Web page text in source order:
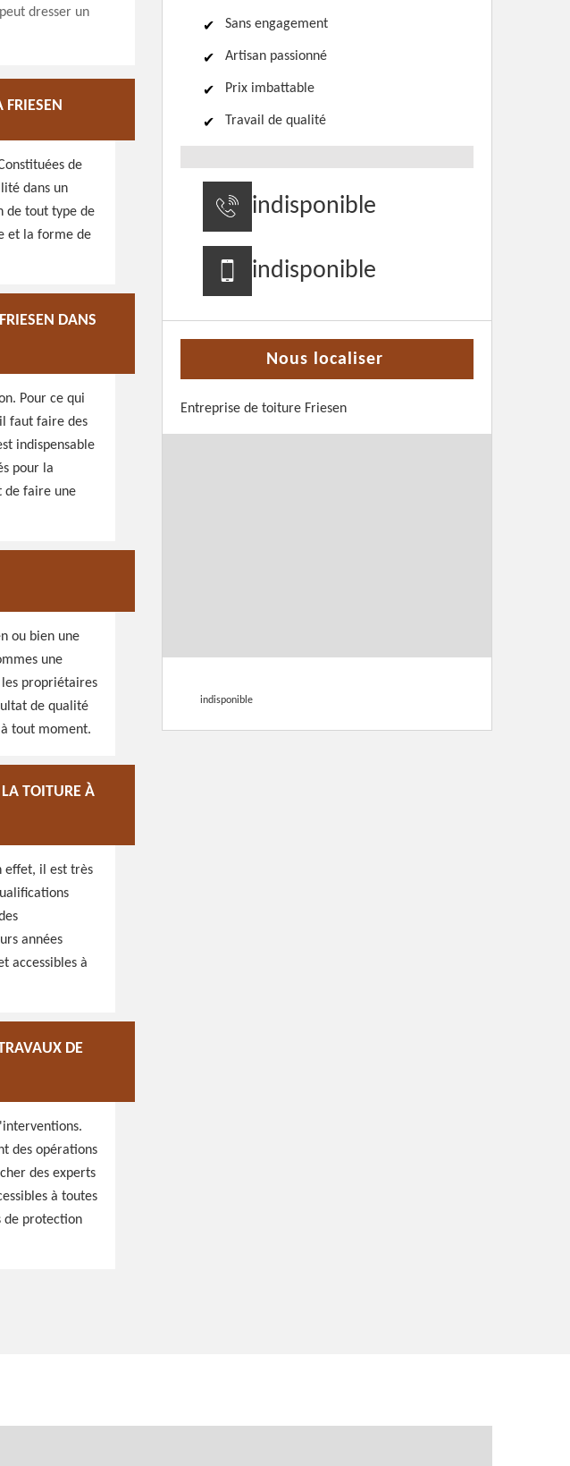
dresser un
FRIESEN
de
dans un
de tout type de
et la forme de
DANS
Pour ce qui
faut faire des
indispensable
pour la
de faire une
ou bien une
une
propriétaires
de qualité
à tout moment.
TOITURE À
effet, il est très
années
accessibles à
DE
des opérations
des experts
à toutes
de protection
Sans engagement
Artisan passionné
Prix imbattable
Travail de qualité
indisponible
indisponible
Nous localiser
Entreprise de toiture Friesen
indisponible